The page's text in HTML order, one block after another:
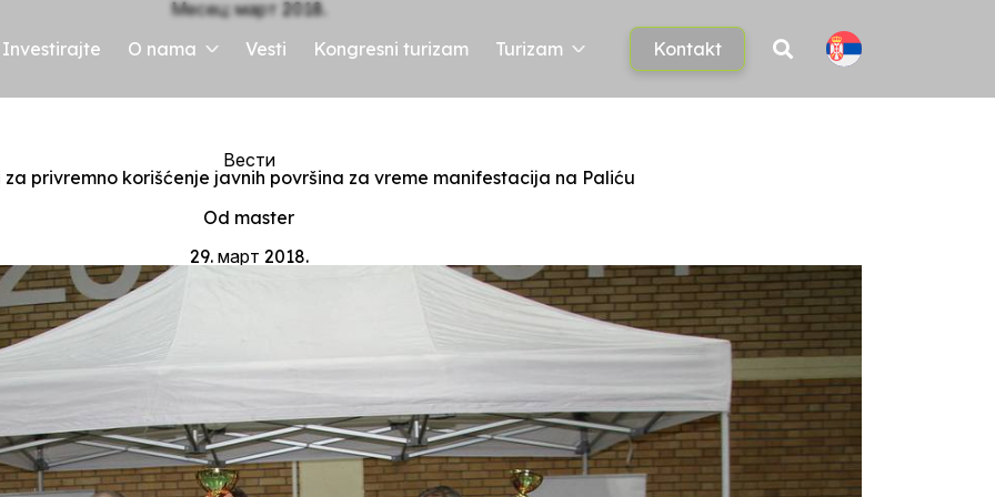
Investirajte O nama Vesti Kongresni turizam Turizam Kontakt
Месец: март 2018.
Kategorije
Вести
za privremno korišćenje javnih površina za vreme manifestacija na Paliću
Autor
članka
Od master
članka
29. март 2018.